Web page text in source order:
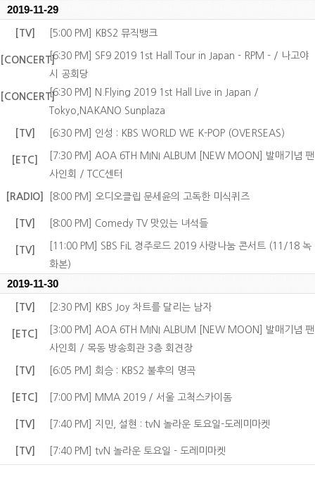
2019-11-29
[TV] [5:00 PM] KBS2 뮤직뱅크
[CONCERT][6:30 PM] SF9 2019 1st Hall Tour in Japan - RPM - / 나고야
시 공회당
[CONCERT][6:30 PM] N.Flying 2019 1st Hall Live in Japan /
Tokyo,NAKANO Sunplaza
[TV] [6:30 PM] 인성 : KBS WORLD WE K-POP (OVERSEAS)
[ETC]
[7:30 PM] AOA 6TH MINI ALBUM [NEW MOON] 발매기념 팬
사인회 / TCC센터
[RADIO] [8:00 PM] 오디오클립 문세윤의 고독한 미식퀴즈
[TV] [8:00 PM] Comedy TV 맛있는 녀석들
[TV]
[11:00 PM] SBS FiL 경주로드 2019 사랑나눔 콘서트 (11/18 녹
화본)
2019-11-30
[TV] [2:30 PM] KBS Joy 차트를 달리는 남자
[ETC]
[3:00 PM] AOA 6TH MINI ALBUM [NEW MOON] 발매기념 팬
사인회 / 목동 방송회관 3층 회견장
[TV] [6:05 PM] 회승 : KBS2 불후의 명곡
[ETC] [7:00 PM] MMA 2019 / 서울 고척스카이돔
[TV] [7:40 PM] 지민, 설현 : tvN 놀라운 토요일-도레미마켓
[TV] [7:40 PM] tvN 놀라운 토요일 - 도레미마켓